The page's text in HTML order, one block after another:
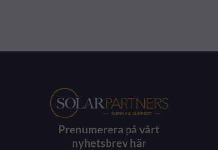
Prenumerera på vårt
nyhetsbrev här